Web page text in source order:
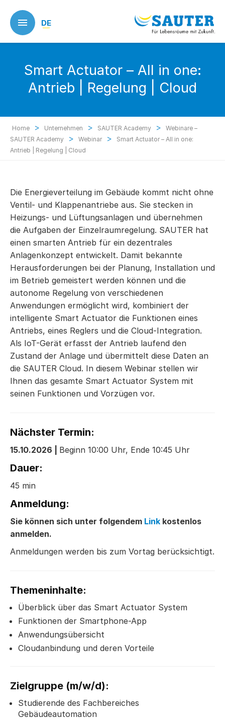
main
content
DE
Smart Actuator – All in one:
Antrieb | Regelung | Cloud
Home > Unternehmen > SAUTER Academy >
Webinare –
SAUTER Academy
> Webinar >
Smart Actuator – All in one:
Antrieb | Regelung | Cloud
Die Energieverteilung im Gebäude kommt nicht ohne
Ventil- und Klappenantriebe aus. Sie stecken in
Heizungs- und Lüftungsanlagen und übernehmen
die Aufgaben der Einzelraumregelung. SAUTER hat
einen smarten Antrieb für ein dezentrales
Anlagenkonzept entwickelt. Damit bekannte
Herausforderungen bei der Planung, Installation und
im Betrieb gemeistert werden können und die
autonome Regelung von verschiedenen
Anwendungen ermöglicht wird, kombiniert der
intelligente Smart Actuator die Funktionen eines
Antriebs, eines Reglers und die Cloud-Integration.
Als IoT-Gerät erfasst der Antrieb laufend den
Zustand der Anlage und übermittelt diese Daten an
die SAUTER Cloud. In diesem Webinar stellen wir
Ihnen das gesamte Smart Actuator System mit
seinen Funktionen und Vorzügen vor.
Nächster Termin:
15.10.2026 | Beginn 10:00 Uhr, Ende 10:45 Uhr
Dauer:
45 min
Anmeldung:
Sie können sich unter folgendem Link kostenlos
anmelden.
Anmeldungen werden bis zum Vortag berücksichtigt.
Themeninhalte:
Überblick über das Smart Actuator System
Funktionen der Smartphone-App
Anwendungsübersicht
Cloudanbindung und deren Vorteile
Zielgruppe (m/w/d):
Studierende des Fachbereiches
Gebäudeautomation